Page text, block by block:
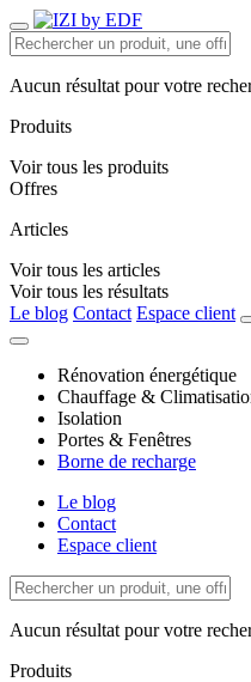
Aucun résultat pour votre
Produits
Voir tous les produits
Offres
Articles
Voir tous les articles
Voir tous les résultats
Le blog Contact Espace client
Rénovation énergétique
Chauffage &
Isolation
Portes & Fenêtres
Borne de recharge
Le blog
Contact
Espace client
Aucun résultat pour votre
Produits